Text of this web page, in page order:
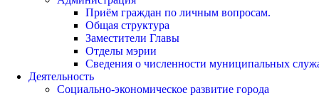
Приём граждан по личным вопросам.
Общая структура
Заместители Главы
Отделы мэрии
Сведения о численности муниципальных
Деятельность
Социально-экономическое развитие города